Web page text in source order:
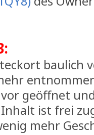
baulich
geöffnet
ist frei
mehr